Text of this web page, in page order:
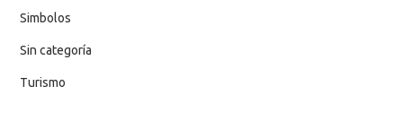
Simbolos
Sin categoría
Turismo